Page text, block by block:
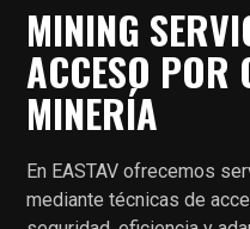
MINING
ACCESO POR
MINERÍA
En EASTAV ofrecemos
mediante técnicas de